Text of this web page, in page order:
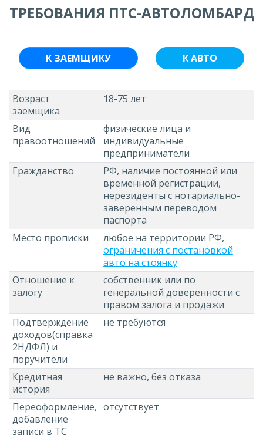
ТРЕБОВАНИЯ ПТС-АВТОЛОМБАРД
К ЗАЕМЩИКУ К АВТО
Возраст
заемщика
18-75 лет
Вид
правоотношений
физические лица и
индивидуальные
предприниматели
Гражданство
РФ, наличие постоянной или
временной регистрации,
нерезиденты с нотариально-
заверенным переводом
паспорта
Место прописки
любое на территории РФ,
ограничения с постановкой
авто на стоянку
Отношение к
залогу
собственник или по
генеральной доверенности с
правом залога и продажи
Подтверждение
доходов(справка
2НДФЛ) и
поручители
не требуются
Кредитная
история
не важно, без отказа
Переоформление,
добавление
записи в ТС
отсутствует